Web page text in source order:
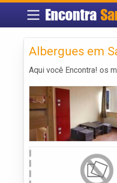
Encontra
Albergues em
Aqui você Encontra! os